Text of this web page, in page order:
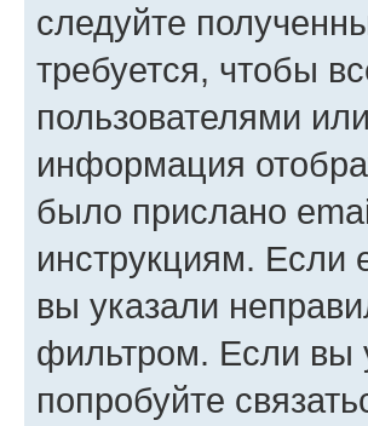
следуйте
требуется, чтобы
пользователями
информация
было прислано
инструкциям. Если
вы указали
фильтром. Если вы
попробуйте